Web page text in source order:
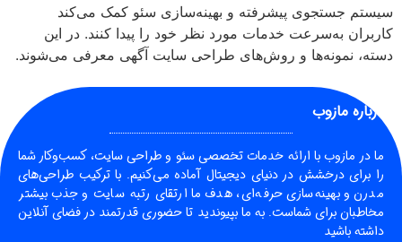
سیستم جستجوی پیشرفته و بهینه‌سازی سئو کمک می‌کند
کاربران به‌سرعت خدمات مورد نظر خود را پیدا کنند. در این
دسته، نمونه‌ها و روش‌های طراحی سایت آگهی معرفی می‌شوند.
درباره مازوب
ما در مازوببا ارائه خدمات تخصصی سئو و طراحی سایت، کسب‌وکار شما
را برای درخشش در دنیای دیجیتال آماده می‌کنیم. با ترکیب طراحی‌های
مدرن و بهینه‌سازی حرفه‌ای، هدف ما ارتقای رتبه سایت و جذب بیشتر
مخاطبان برای شماست. به ما بپیوندید تا حضوری قدرتمند در فضای آنلاین
داشته باشید